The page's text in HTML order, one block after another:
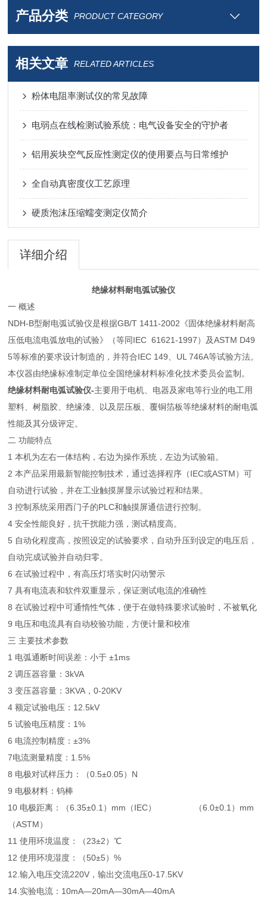
产品分类 PRODUCT CATEGORY
相关文章 RELATED ARTICLES
粉体电阻率测试仪的常见故障
电弱点在线检测试验系统：电气设备安全的守护者
铝用炭块空气反应性测定仪的使用要点与日常维护
全自动真密度仪工艺原理
硬质泡沫压缩蠕变测定仪简介
详细介绍
绝缘材料耐电弧试验仪
一 概述
NDH-B型耐电弧试验仪是根据GB/T 1411-2002《固体绝缘材料耐高
压低电流电弧放电的试验》（等同IEC 61621-1997）及ASTM D49
5等标准的要求设计制造的，并符合IEC 149、UL 746A等试验方法。
本仪器由绝缘标准制定单位全国绝缘材料标准化技术委员会监制。
绝缘材料耐电弧试验仪-主要用于电机、电器及家电等行业的电工用
塑料、树脂胶、绝缘漆、以及层压板、覆铜箔板等绝缘材料的耐电弧
性能及其分级评定。
二 功能特点
1 本机为左右一体结构，右边为操作系统，左边为试验箱。
2 本产品采用最新智能控制技术，通过选择程序（IEC或ASTM）可
自动进行试验，并在工业触摸屏显示试验过程和结果。
3 控制系统采用西门子的PLC和触摸屏通信进行控制。
4 安全性能良好，抗干扰能力强，测试精度高。
5 自动化程度高，按照设定的试验要求，自动升压到设定的电压后，
自动完成试验并自动归零。
6 在试验过程中，有高压灯塔实时闪动警示
7 具有电流表和软件双重显示，保证测试电流的准确性
8 在试验过程中可通惰性气体，便于在做特殊要求试验时，不被氧化
9 电压和电流具有自动校验功能，方便计量和校准
三 主要技术参数
1 电弧通断时间误差：小于 ±1ms
2 调压器容量：3kVA
3 变压器容量：3KVA，0-20KV
4 额定试验电压：12.5kV
5 试验电压精度：1%
6 电流控制精度：±3%
7电流测量精度：1.5%
8 电极对试样压力：（0.5±0.05）N
9 电极材料：钨棒
10 电极距离：（6.35±0.1）mm（IEC） （6.0±0.1）mm
（ASTM）
11 使用环境温度：（23±2）℃
12 使用环境湿度：（50±5）%
12.输入电压交流220V，输出交流电压0-17.5KV
14.实验电流：10mA—20mA—30mA—40mA